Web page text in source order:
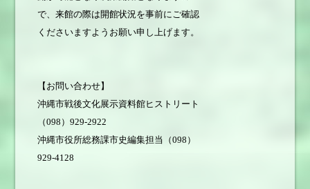
で、来館の際は開館状況を事前にご確認
くださいますようお願い申し上げます。
【お問い合わせ】
沖縄市戦後文化展示資料館ヒストリート
（098）929-2922
沖縄市役所総務課市史編集担当（098）
929-4128